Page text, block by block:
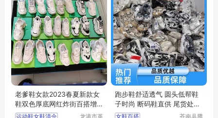
老爹鞋女款2023春夏新款女
鞋双色厚底网红炸街百搭增
高运动鞋批发
运动鞋女鞋清仓
龙港市堇
跑步鞋舒适透气 圆头低帮鞋
子时尚 断码鞋直供 尾货处理
鞋
女鞋百搭
苍南县腾